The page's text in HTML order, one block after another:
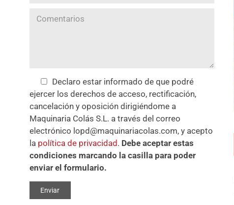
Declaro estar informado de que podré
ejercer los derechos de acceso, rectificación,
cancelación y oposición dirigiéndome a
Maquinaria Colás S.L. a través del correo
electrónico lopd@maquinariacolas.com, y acepto
la política de privacidad . Debe aceptar estas
condiciones marcando la casilla para poder
enviar el formulario.